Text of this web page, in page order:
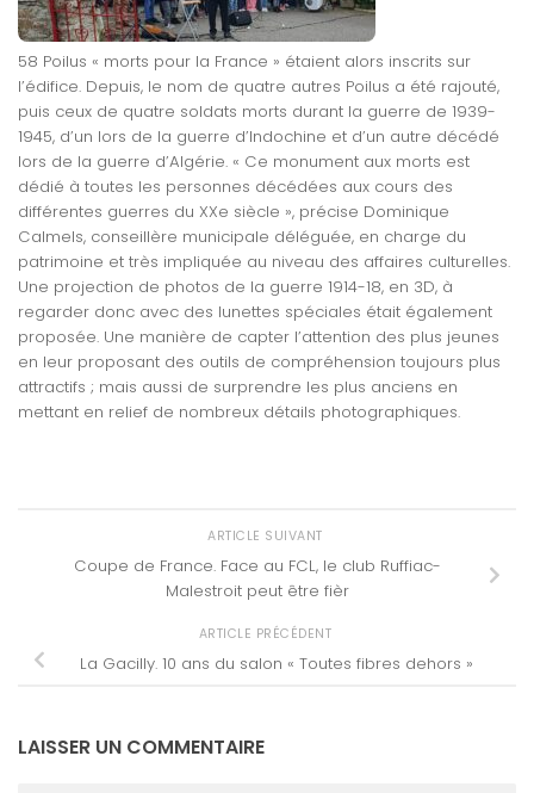
58 Poilus « morts pour la France » étaient alors inscrits sur
l’édifice. Depuis, le nom de quatre autres Poilus a été rajouté,
puis ceux de quatre soldats morts durant la guerre de 1939-
1945, d’un lors de la guerre d’Indochine et d’un autre décédé
lors de la guerre d’Algérie. « Ce monument aux morts est
dédié à toutes les personnes décédées aux cours des
différentes guerres du XXe siècle », précise Dominique
Calmels, conseillère municipale déléguée, en charge du
patrimoine et très impliquée au niveau des affaires culturelles.
Une projection de photos de la guerre 1914-18, en 3D, à
regarder donc avec des lunettes spéciales était également
proposée. Une manière de capter l’attention des plus jeunes
en leur proposant des outils de compréhension toujours plus
attractifs ; mais aussi de surprendre les plus anciens en
mettant en relief de nombreux détails photographiques.
ARTICLE SUIVANT
Coupe de France. Face au FCL, le club Ruffiac-
Malestroit peut être fièr
ARTICLE PRÉCÉDENT
La Gacilly. 10 ans du salon « Toutes fibres dehors »
LAISSER UN COMMENTAIRE